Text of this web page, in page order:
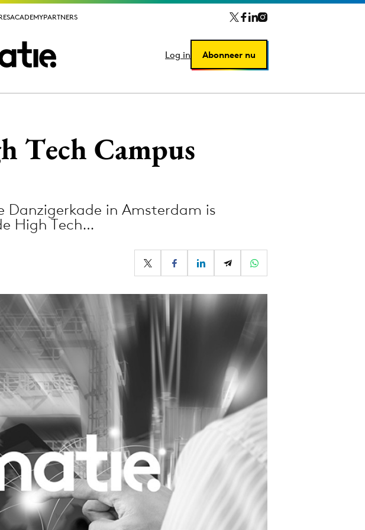
ACADEMYPARTNERS
Log in Abonneer nu
ACADEMYPARTNERS
Log in Abonneer nu
& crisis
Tech Campus
Danzigerkade in Amsterdam is
High Tech…